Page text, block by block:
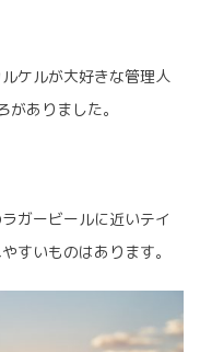
ケルが大好きな管理人
ありました。
ガービールに近いテイ
すいものはあります。